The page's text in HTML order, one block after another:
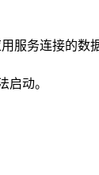
服务连接的数
启动。